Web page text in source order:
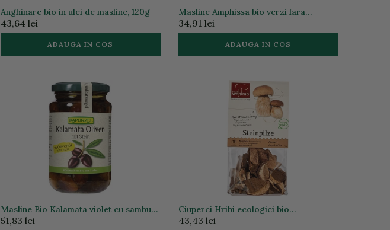
Anghinare bio in ulei de masline, 120g
43,64 lei
ADAUGA IN COS
Masline Amphissa bio verzi fara
samburi in saramura, 315g
34,91 lei
ADAUGA IN COS
Masline Bio Kalamata violet cu samburi
in ulei de masline extravirgin, 335g
51,83 lei
Ciuperci Hribi ecologici bio
deshidratate, 20g
43,43 lei